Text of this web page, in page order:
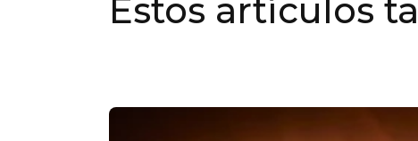
Estos artículos